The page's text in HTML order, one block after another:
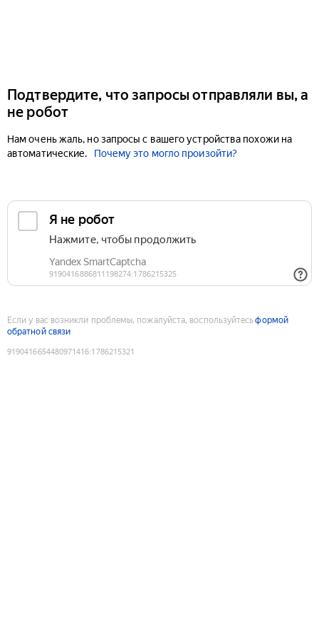
Подтвердите, что запросы отправляли вы, а
не робот
Нам очень жаль, но запросы с вашего устройства похожи на
автоматические.
Почему это могло произойти?
Если у вас возникли проблемы, пожалуйста, воспользуйтесьформой
обратной связи
9190416654480971416:1786215321